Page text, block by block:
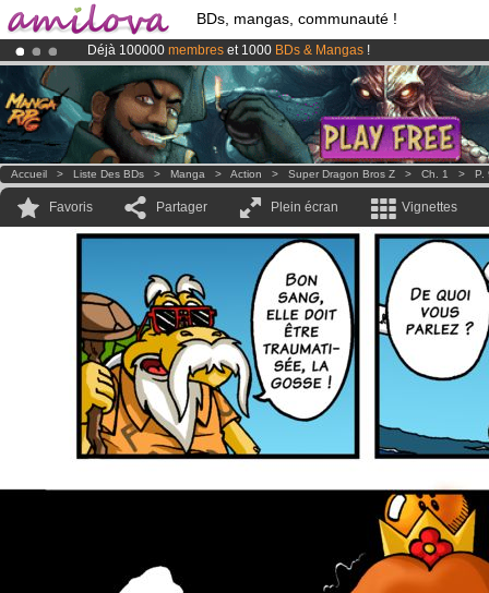
BDs, mangas, communauté !
Déjà 100000 membres et 1000 BDs & Mangas !
Abonnement premium: à partir de3.95 eurospar mois !Clique ici
LeKickstarter Amilova est désormais lancé
Accueil > Liste Des BDs > Manga > Action > Super Dragon Bros Z > Ch. 1 > P.
Favoris Partager Plein écran Vignettes